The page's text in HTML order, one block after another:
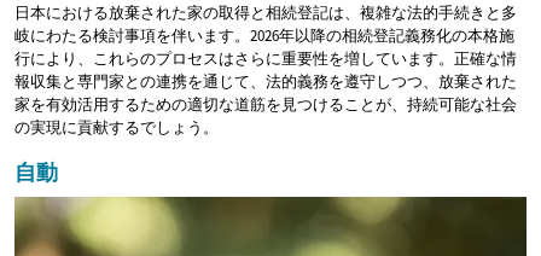
日本における放棄された家の取得と相続登記は、複雑な法的手続きと多
岐にわたる検討事項を伴います。2026年以降の相続登記義務化の本格施
行により、これらのプロセスはさらに重要性を増しています。正確な情
報収集と専門家との連携を通じて、法的義務を遵守しつつ、放棄された
家を有効活用するための適切な道筋を見つけることが、持続可能な社会
の実現に貢献するでしょう。
自動